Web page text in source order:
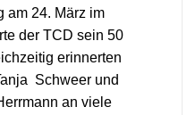
am 24. März im
der TCD sein 50
erinnerten
Schweer und
an viele